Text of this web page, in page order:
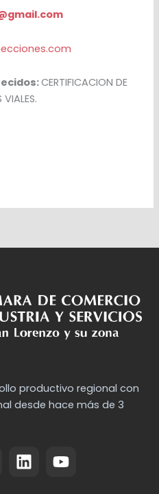
CERTIFICACION DE
productivo regional con
desde hace más de 3